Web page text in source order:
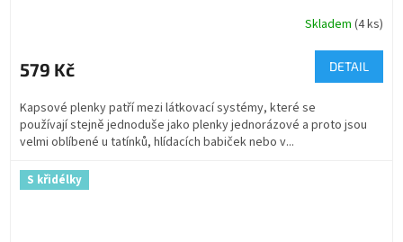
Skladem (4 ks)
579 Kč DETAIL
Kapsové plenky patří mezi látkovací systémy, které se
používají stejně jednoduše jako plenky jednorázové a proto jsou
velmi oblíbené u tatínků, hlídacích babiček nebo v...
S křidélky